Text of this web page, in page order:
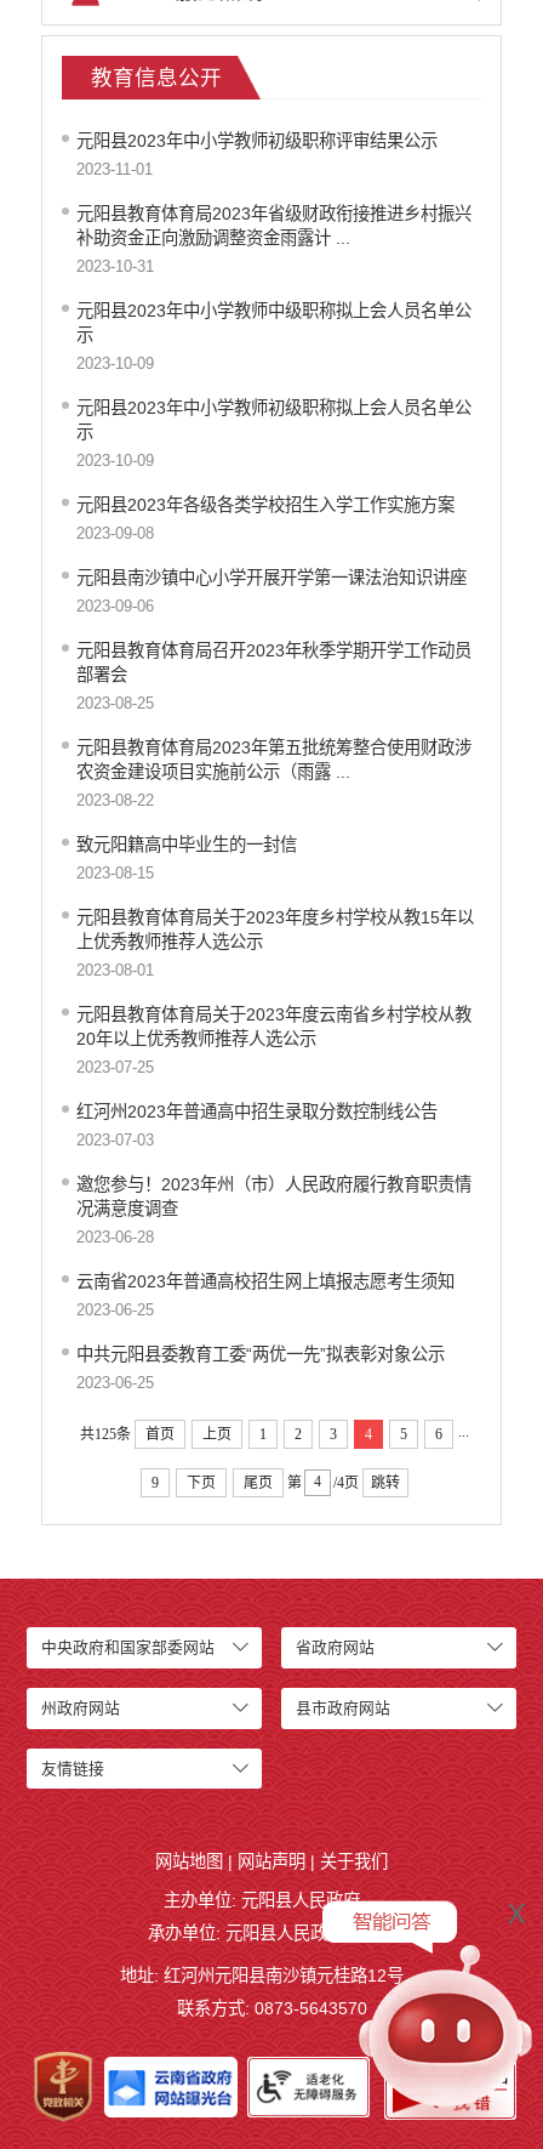
医疗卫生机构信息公开
市场监督管理信息公开
公共资源交易信息公开
应急管理信息公开
重大建设项目信息公开
国有土地房屋征收补偿信息公开
科技管理和项目经费信息公开
旅游市场秩序和服务质量信息公开
乡村振兴工作信息公开
推进户籍和出入境管理服务公开
公务员管理信息公开
红河州网上新闻发布厅
教育信息公开
元阳县2023年中小学教师初级职称评审结果公示
2023-11-01
元阳县教育体育局2023年省级财政衔接推进乡村振兴
补助资金正向激励调整资金雨露计 ...
2023-10-31
元阳县2023年中小学教师中级职称拟上会人员名单公
示
2023-10-09
元阳县2023年中小学教师初级职称拟上会人员名单公
示
2023-10-09
元阳县2023年各级各类学校招生入学工作实施方案
2023-09-08
元阳县南沙镇中心小学开展开学第一课法治知识讲座
2023-09-06
元阳县教育体育局召开2023年秋季学期开学工作动员
部署会
2023-08-25
元阳县教育体育局2023年第五批统筹整合使用财政涉
农资金建设项目实施前公示（雨露 ...
2023-08-22
致元阳籍高中毕业生的一封信
2023-08-15
元阳县教育体育局关于2023年度乡村学校从教15年以
上优秀教师推荐人选公示
2023-08-01
元阳县教育体育局关于2023年度云南省乡村学校从教
20年以上优秀教师推荐人选公示
2023-07-25
红河州2023年普通高中招生录取分数控制线公告
2023-07-03
邀您参与！2023年州（市）人民政府履行教育职责情
况满意度调查
2023-06-28
云南省2023年普通高校招生网上填报志愿考生须知
2023-06-25
中共元阳县委教育工委“两优一先”拟表彰对象公示
2023-06-25
共125条 首页 上页 1 2 3 4 5 6 ...
9 下页 尾页 第 /4页 跳转
中央政府和国家部委网站 省政府网站
州政府网站 县市政府网站
友情链接
x
网站地图 | 网站声明 | 关于我们
主办单位: 元阳县人民政府
承办单位: 元阳县人民政府办公室
地址: 红河州元阳县南沙镇元桂路12号
联系方式: 0873-5643570